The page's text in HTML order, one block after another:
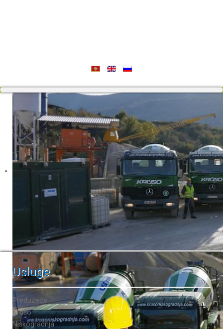
Usluge
Preduzeće
Krušo
Niskogradnja